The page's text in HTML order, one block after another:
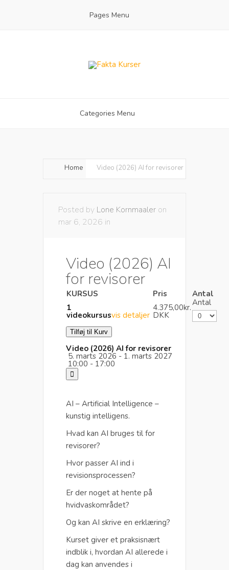
Pages Menu
Categories Menu
Home Video (2026) AI for revisorer
Posted by Lone Kornmaaler on
mar 6, 2026 in
Video (2026) AI
for revisorer
KURSUS Pris
Antal
1
videokursusvis detaljer
4.375,00kr.
DKK
Antal
Video (2026) AI for revisorer
5. marts 2026 - 1. marts 2027
10:00 - 17:00
AI – Artificial Intelligence –
kunstig intelligens.
Hvad kan AI bruges til for
revisorer?
Hvor passer AI ind i
revisionsprocessen?
Er der noget at hente på
hvidvaskområdet?
Og kan AI skrive en erklæring?
Kurset giver et praksisnært
indblik i, hvordan AI allerede i
dag kan anvendes i